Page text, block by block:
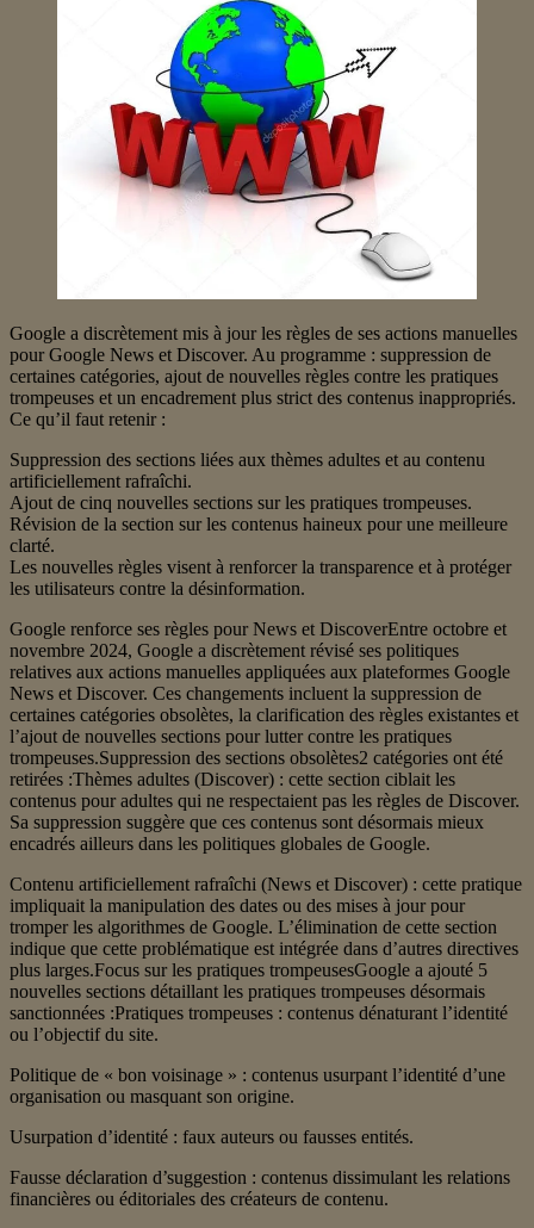
Google a discrètement mis à jour les règles de ses actions manuelles
pour Google News et Discover. Au programme : suppression de
certaines catégories, ajout de nouvelles règles contre les pratiques
trompeuses et un encadrement plus strict des contenus inappropriés.
Ce qu’il faut retenir :
Suppression des sections liées aux thèmes adultes et au contenu
artificiellement rafraîchi.
Ajout de cinq nouvelles sections sur les pratiques trompeuses.
Révision de la section sur les contenus haineux pour une meilleure
clarté.
Les nouvelles règles visent à renforcer la transparence et à protéger
les utilisateurs contre la désinformation.
Google renforce ses règles pour News et DiscoverEntre octobre et
novembre 2024, Google a discrètement révisé ses politiques
relatives aux actions manuelles appliquées aux plateformes Google
News et Discover. Ces changements incluent la suppression de
certaines catégories obsolètes, la clarification des règles existantes et
l’ajout de nouvelles sections pour lutter contre les pratiques
trompeuses.Suppression des sections obsolètes2 catégories ont été
retirées :Thèmes adultes (Discover) : cette section ciblait les
contenus pour adultes qui ne respectaient pas les règles de Discover.
Sa suppression suggère que ces contenus sont désormais mieux
encadrés ailleurs dans les politiques globales de Google.
Contenu artificiellement rafraîchi (News et Discover) : cette pratique
impliquait la manipulation des dates ou des mises à jour pour
tromper les algorithmes de Google. L’élimination de cette section
indique que cette problématique est intégrée dans d’autres directives
plus larges.Focus sur les pratiques trompeusesGoogle a ajouté 5
nouvelles sections détaillant les pratiques trompeuses désormais
sanctionnées :Pratiques trompeuses : contenus dénaturant l’identité
ou l’objectif du site.
Politique de « bon voisinage » : contenus usurpant l’identité d’une
organisation ou masquant son origine.
Usurpation d’identité : faux auteurs ou fausses entités.
Fausse déclaration d’suggestion : contenus dissimulant les relations
financières ou éditoriales des créateurs de contenu.